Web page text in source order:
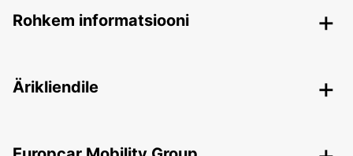
Rohkem informatsiooni
Ärikliendile